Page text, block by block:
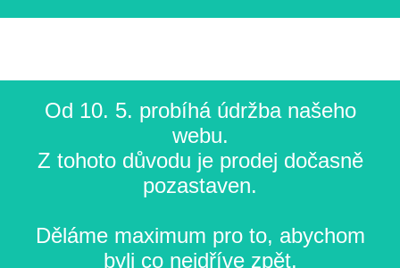
Od 10. 5. probíhá údržba našeho
webu.
Z tohoto důvodu je prodej dočasně
pozastaven.
Děláme maximum pro to, abychom
byli co nejdříve zpět.